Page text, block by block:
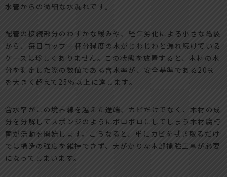
水管からの微細な水漏れです。
配管の接続部分のわずかな緩みや、経年劣化による小さな亀裂
から、毎日コップ一杯分程度の水がじわじわと漏れ続けている
ケースは珍しくありません。この状態を放置すると、木材の水
分を測定した際の数値である含水率が、安全基準である20％
を大きく超えて25％以上に達します。
含水率がこの境界線を越えた途端、カビだけでなく、木材の成
分を分解してスポンジのようにボロボロにしてしまう木材腐朽
菌が活動を開始します。こうなると、単にカビを拭き取るだけ
では構造の強度を維持できず、大がかりな木部補強工事が必要
になってしまいます。